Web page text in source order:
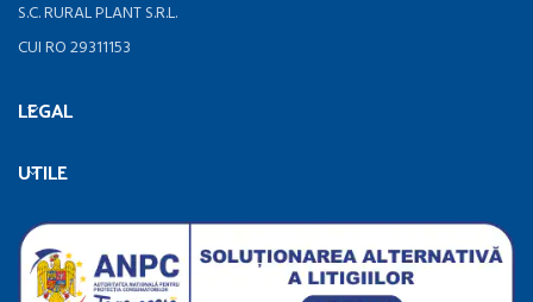
S.C. RURAL PLANT S.R.L.
CUI RO 29311153
LEGAL
UTILE